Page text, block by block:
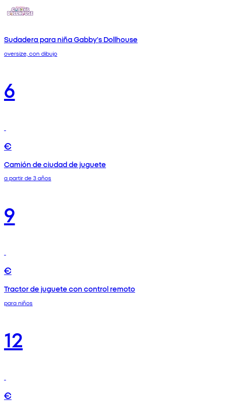
Sudadera para niña Gabby's Dollhouse
oversize, con dibujo
6
€
Camión de ciudad de juguete
a partir de 3 años
9
€
Tractor de juguete con control remoto
para niños
12
€